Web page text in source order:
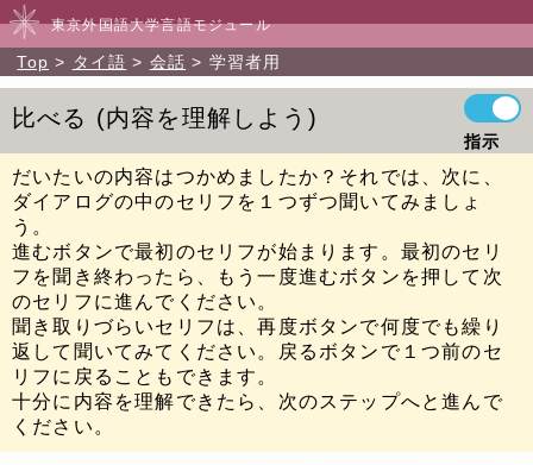
東京外国語大学言語モジュール
Top タイ語 会話 学習者用
比べる 内容を理解しよう
指示
だいたいの内容はつかめましたか？それでは、次に、
ダイアログの中のセリフを１つずつ聞いてみましょ
う。
進むボタンで最初のセリフが始まります。最初のセリ
フを聞き終わったら、もう一度進むボタンを押して次
のセリフに進んでください。
聞き取りづらいセリフは、再度ボタンで何度でも繰り
返して聞いてみてください。戻るボタンで１つ前のセ
リフに戻ることもできます。
十分に内容を理解できたら、次のステップへと進んで
ください。